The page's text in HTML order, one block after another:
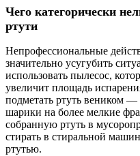
Чего категорически
ртути
Непрофессиональные
значительно усугубить
использовать пылесос,
увеличит площадь
подметать ртуть веником —
шарики на более мелкие
собранную ртуть в
стирать в стиральной
ртутью.